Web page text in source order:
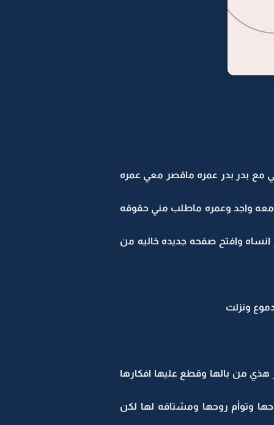
مع بدر بدر عمره ماقصر معي عمره
واجد وعمره ماطلب مني حقوقه
وافتح صفحه جديده خاليه من
ونزلت
من بالها وقطع عليها افكارها
وتوأم روحها ومشتاقه لها لكن